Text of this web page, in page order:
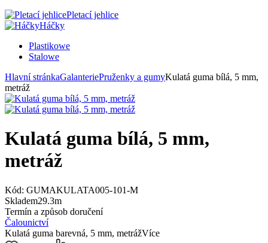
Pletací jehlice
Háčky
Plastikowe
Stalowe
Hlavní stránkaGalanteriePruženky a gumyKulatá guma bílá, 5 mm,
metráž
Kulatá guma bílá, 5 mm,
metráž
Kód: GUMAKULATA005-101-M
Skladem29.3m
Termín a způsob doručení
Čalounictví
Kulatá guma barevná, 5 mm, metrážVíce